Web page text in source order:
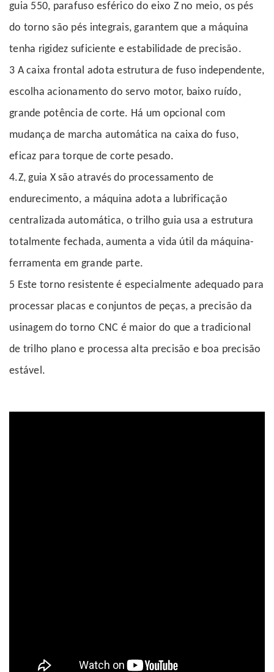
guia 550, parafuso esférico do eixo Z no meio, os pés
do torno são pés integrais, garantem que a máquina
tenha rigidez suficiente e estabilidade de precisão.
3 A caixa frontal adota estrutura de fuso independente,
escolha acionamento do servo motor, baixo ruído,
grande potência de corte. Há um opcional com
mudança de marcha automática na caixa do fuso,
eficaz para torque de corte pesado.
4.Z, guia X são através do processamento de
endurecimento, a máquina adota a lubrificação
centralizada automática, o trilho guia usa a estrutura
totalmente fechada, aumenta a vida útil da máquina-
ferramenta em grande parte.
5 Este torno resistente é especialmente adequado para
processar placas e conjuntos de peças, a precisão da
usinagem do torno CNC é maior do que a tradicional
de trilho plano e processa alta precisão e boa precisão
estável.